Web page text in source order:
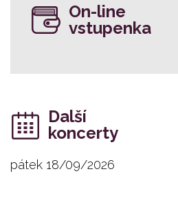
On-line
vstupenka
Další
koncerty
pátek 18/09/2026